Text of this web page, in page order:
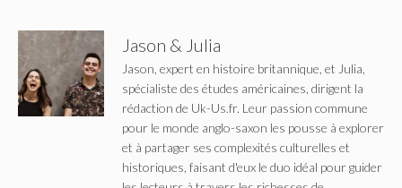
Jason & Julia
Jason, expert en histoire britannique, et Julia,
spécialiste des études américaines, dirigent la
rédaction de Uk-Us.fr. Leur passion commune
pour le monde anglo-saxon les pousse à explorer
et à partager ses complexités culturelles et
historiques, faisant d'eux le duo idéal pour guider